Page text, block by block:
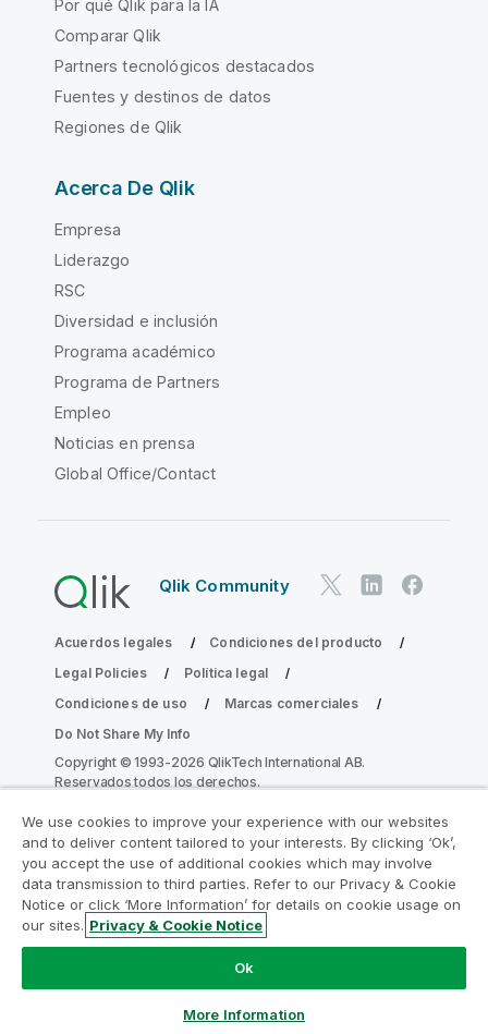
Por qué Qlik para la IA
Comparar Qlik
Partners tecnológicos destacados
Fuentes y destinos de datos
Regiones de Qlik
Acerca De Qlik
Empresa
Liderazgo
RSC
Diversidad e inclusión
Programa académico
Programa de Partners
Empleo
Noticias en prensa
Global Office/Contact
Qlik Community
Acuerdos legales
Condiciones del producto
Legal Policies
Política legal
Condiciones de uso
Marcas comerciales
Do Not Share My Info
Copyright © 1993-2026 QlikTech International AB.
Reservados todos los derechos.
Únase al Programa de modernización de
la analítica
Modernícese sin comprometer sus valiosas aplicaciones
de QlikView con el Programa de modernización de la
analítica.
contactar con nosotros:
ampquestions@qlik.com
We use cookies to improve your experience with our websites
and to deliver content tailored to your interests. By clicking ‘Ok’,
you accept the use of additional cookies which may involve
data transmission to third parties. Refer to our Privacy & Cookie
Notice or click ‘More Information’ for details on cookie usage on
our sites. Privacy & Cookie Notice
Ok
More Information